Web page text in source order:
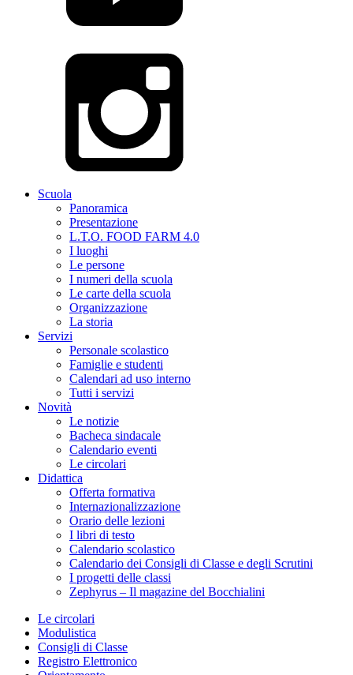
Scuola
Panoramica
Presentazione
L.T.O. FOOD FARM 4.0
I luoghi
Le persone
I numeri della scuola
Le carte della scuola
Organizzazione
La storia
Servizi
Personale scolastico
Famiglie e studenti
Calendari ad uso interno
Tutti i servizi
Novità
Le notizie
Bacheca sindacale
Calendario eventi
Le circolari
Didattica
Offerta formativa
Internazionalizzazione
Orario delle lezioni
I libri di testo
Calendario scolastico
Calendario dei Consigli di Classe e degli Scrutini
I progetti delle classi
Zephyrus – Il magazine del Bocchialini
Le circolari
Modulistica
Consigli di Classe
Registro Elettronico